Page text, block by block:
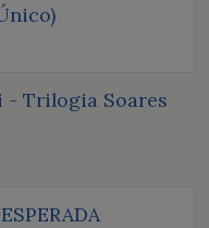
- Trilogia Soares